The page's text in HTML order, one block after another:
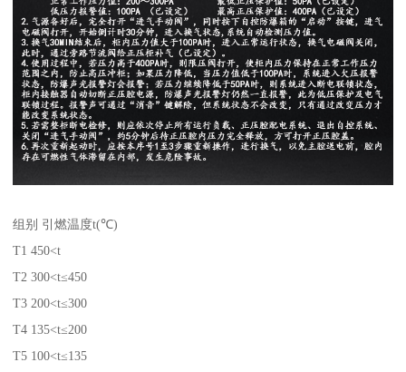
组别 引燃温度t(℃)
T1 450<t
T2 300<t≤450
T3 200<t≤300
T4 135<t≤200
T5 100<t≤135